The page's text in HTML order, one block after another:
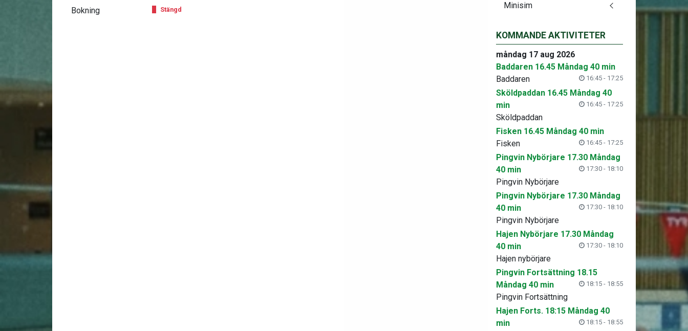
Bokning Stängd Minisim
KOMMANDE AKTIVITETER
måndag 17 aug 2026
Baddaren 16.45 Måndag 40 min
16:45 - 17:25
Baddaren
Sköldpaddan 16.45 Måndag 40
min
16:45 - 17:25
Sköldpaddan
Fisken 16.45 Måndag 40 min
16:45 - 17:25
Fisken
Pingvin Nybörjare 17.30 Måndag
40 min
17:30 - 18:10
Pingvin Nybörjare
Pingvin Nybörjare 17.30 Måndag
40 min
17:30 - 18:10
Pingvin Nybörjare
Hajen Nybörjare 17.30 Måndag
40 min
17:30 - 18:10
Hajen nybörjare
Pingvin Fortsättning 18.15
Måndag 40 min
18:15 - 18:55
Pingvin Fortsättning
Hajen Forts. 18:15 Måndag 40
min
18:15 - 18:55